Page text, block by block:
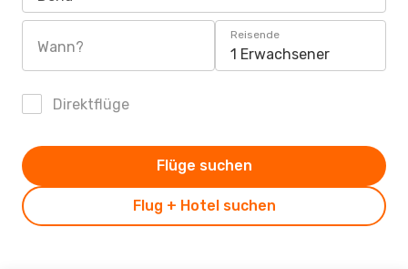
Wann?
Reisende
1 Erwachsener
Direktflüge
Flug + Hotel suchen
Flüge suchen